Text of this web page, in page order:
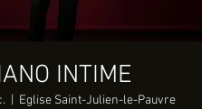
INTIME
Eglise Saint-Julien-le-Pauvre